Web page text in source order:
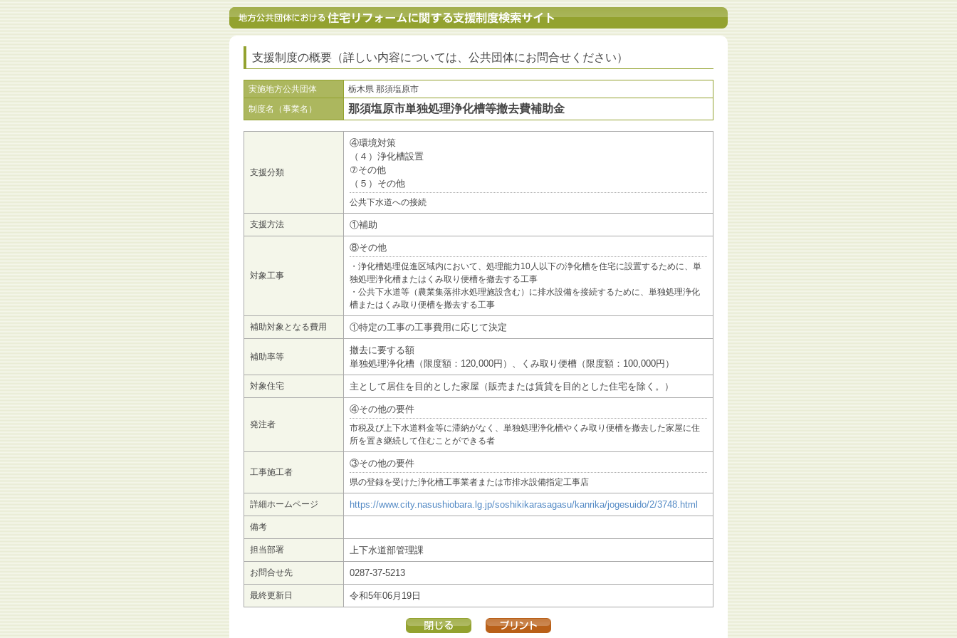
支援制度の概要（詳しい内容については、公共団体にお問合せください）
実施地方公共団体
栃木県 那須塩原市
制度名（事業名）
那須塩原市単独処理浄化槽等撤去費補助金
支援分類
④環境対策
（４）浄化槽設置
⑦その他
（５）その他
公共下水道への接続
支援方法 ①補助
対象工事
⑧その他
・浄化槽処理促進区域内において、処理能力10人以下の浄化槽を住宅に設置するために、単
独処理浄化槽またはくみ取り便槽を撤去する工事
・公共下水道等（農業集落排水処理施設含む）に排水設備を接続するために、単独処理浄化
槽またはくみ取り便槽を撤去する工事
補助対象となる費用 ①特定の工事の工事費用に応じて決定
補助率等
撤去に要する額
単独処理浄化槽（限度額：120,000円）、くみ取り便槽（限度額：100,000円）
対象住宅 主として居住を目的とした家屋（販売または賃貸を目的とした住宅を除く。）
発注者
④その他の要件
市税及び上下水道料金等に滞納がなく、単独処理浄化槽やくみ取り便槽を撤去した家屋に住
所を置き継続して住むことができる者
工事施工者
③その他の要件
県の登録を受けた浄化槽工事業者または市排水設備指定工事店
詳細ホームページ https://www.city.nasushiobara.lg.jp/soshikikarasagasu/kanrika/jogesuido/2/3748.html
備考
担当部署 上下水道部管理課
お問合せ先 0287-37-5213
最終更新日 令和5年06月19日